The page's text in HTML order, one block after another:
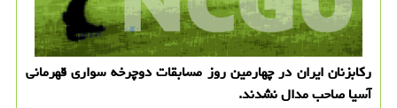
رکابزنان ایران در چهارمین روز مسابقات دوچرخه سواری قهرمانی
آسیا صاحب مدال نشدند.